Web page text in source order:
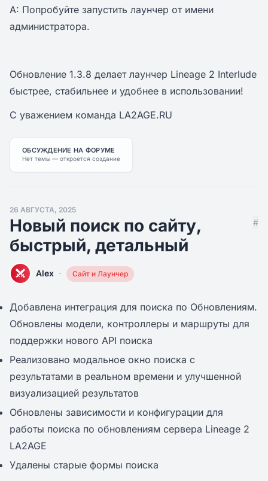
A: Попробуйте запустить лаунчер от имени
администратора.
Обновление 1.3.8 делает лаунчер Lineage 2 Interlude
быстрее, стабильнее и удобнее в использовании!
С уважением команда LA2AGE.RU
ОБСУЖДЕНИЕ НА ФОРУМЕ
Нет темы — откроется создание
26 АВГУСТА, 2025
Новый поиск по сайту,
быстрый, детальный
#
Alex · Сайт и Лаунчер
Добавлена интеграция для поиска по Обновлениям.
Обновлены модели, контроллеры и маршруты для
поддержки нового API поиска
Реализовано модальное окно поиска с
результатами в реальном времени и улучшенной
визуализацией результатов
Обновлены зависимости и конфигурации для
работы поиска по обновлениям сервера Lineage 2
LA2AGE
Удалены старые формы поиска